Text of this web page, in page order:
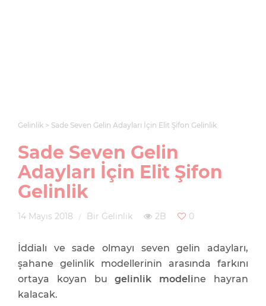
Gelinlik Sade Seven Gelin Adayları İçin Elit Şifon Gelinlik
Sade Seven Gelin
Adayları İçin Elit Şifon
Gelinlik
14 Mayıs 2018 Bir Gelinlik 2B 0
İddialı ve sade olmayı seven gelin adayları,
şahane gelinlik modellerinin arasında farkını
ortaya koyan bugelinlik modeline hayran
kalacak.